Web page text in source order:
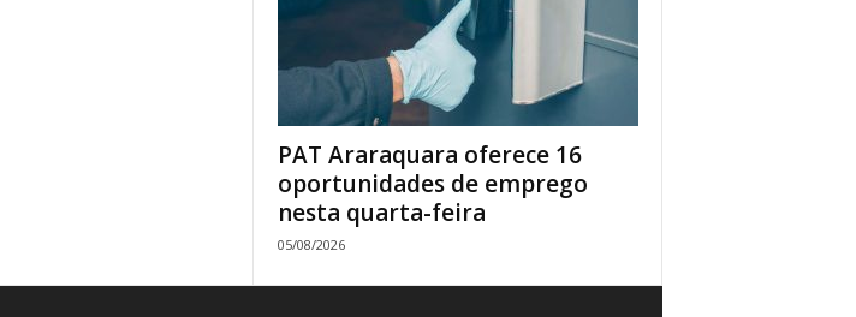
PAT Araraquara oferece 16
oportunidades de emprego
nesta quarta-feira
05/08/2026